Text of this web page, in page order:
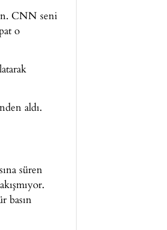
CNN seni
o
aldı.
süren
basın